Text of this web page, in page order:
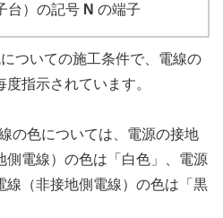
台）の記号 N の端子
ついての施工条件で、電線の
指示されています。
の色については、電源の接地
側電線）の色は「白色」、電源
線（非接地側電線）の色は「黒